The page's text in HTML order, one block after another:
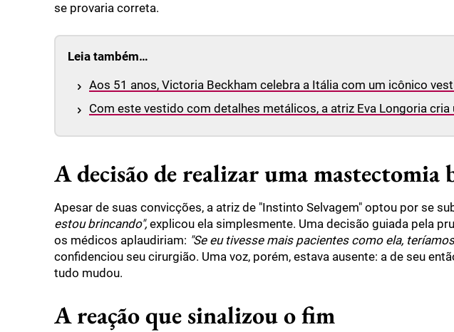
se provaria correta.
Leia também…
Aos 51 anos, Victoria Beckham celebra a Itália com um icônico
Com este vestido com detalhes metálicos, a atriz Eva Longoria cria
A decisão de realizar uma mastectomia
Apesar de suas convicções, a atriz de "Instinto Selvagem" optou por se
estou brincando", explicou ela simplesmente. Uma decisão guiada pela
os médicos aplaudiriam: "Se eu tivesse mais pacientes como ela,
confidenciou seu cirurgião. Uma voz, porém, estava ausente: a de seu
tudo mudou.
A reação que sinalizou o fim